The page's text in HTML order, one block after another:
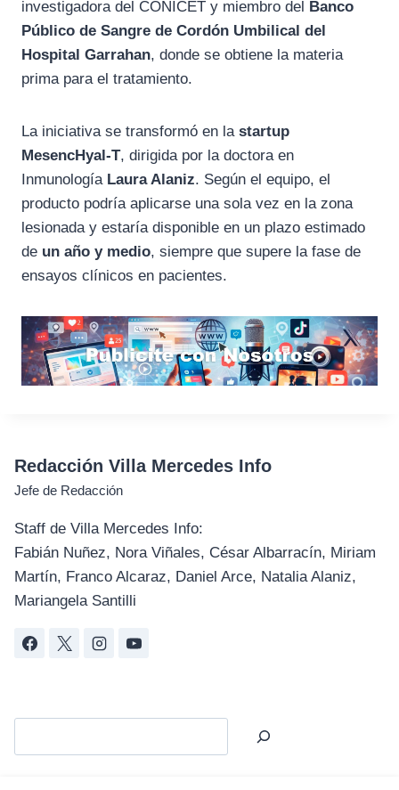
investigadora del CONICET y miembro del Banco
Público de Sangre de Cordón Umbilical del
Hospital Garrahan, donde se obtiene la materia
prima para el tratamiento.
La iniciativa se transformó en la startup
MesencHyal-T, dirigida por la doctora en
Inmunología Laura Alaniz. Según el equipo, el
producto podría aplicarse una sola vez en la zona
lesionada y estaría disponible en un plazo estimado
de un año y medio, siempre que supere la fase de
ensayos clínicos en pacientes.
Redacción Villa Mercedes Info
Jefe de Redacción
Staff de Villa Mercedes Info:
Fabián Nuñez, Nora Viñales, César Albarracín, Miriam
Martín, Franco Alcaraz, Daniel Arce, Natalia Alaniz,
Mariangela Santilli